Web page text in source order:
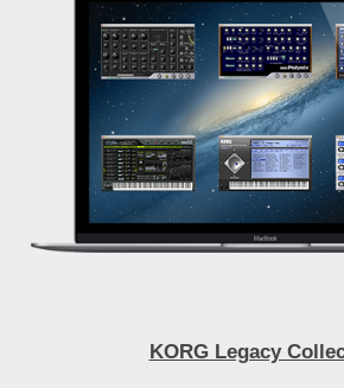
KORG Legacy